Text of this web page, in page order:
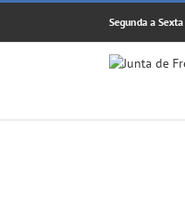
Skip
content
Segunda a Sexta